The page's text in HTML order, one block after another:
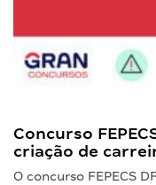
Concurso
criação de
O concurso FEPECS